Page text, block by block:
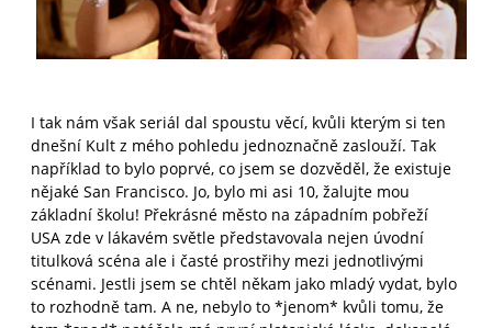
I tak nám však seriál dal spoustu věcí, kvůli kterým si ten
dnešní Kult z mého pohledu jednoznačně zaslouží. Tak
například to bylo poprvé, co jsem se dozvěděl, že existuje
nějaké San Francisco. Jo, bylo mi asi 10, žalujte mou
základní školu! Překrásné město na západním pobřeží
USA zde v lákavém světle představovala nejen úvodní
titulková scéna ale i časté prostřihy mezi jednotlivými
scénami. Jestli jsem se chtěl někam jako mladý vydat, bylo
to rozhodně tam. A ne, nebylo to *jenom* kvůli tomu, že